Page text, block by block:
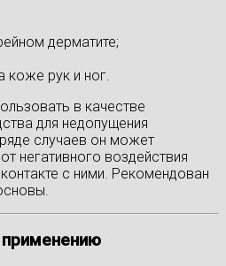
дерматите;
коже рук и ног.
в качестве
для недопущения
случаев он может
негативного воздействия
с ними. Рекомендован
применению